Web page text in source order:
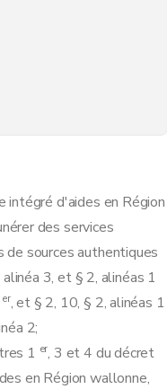
d'aides en Région
des services
de sources authentiques
alinéa 3, et § 2, alinéas 1
er, et § 2, 10, § 2, alinéas 1
2;
1 er, 3 et 4 du décret
en Région wallonne,